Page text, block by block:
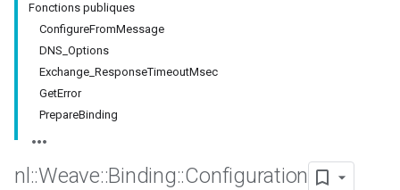
Fonctions publiques
ConfigureFromMessage
DNS_Options
Exchange_ResponseTimeoutMsec
GetError
PrepareBinding
nl ::Weave::Binding::Configuration